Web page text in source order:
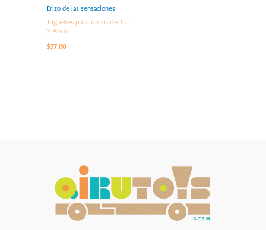
Erizo de las sensaciones
Juguetes para niños de 1 a
2 Años
$37.00